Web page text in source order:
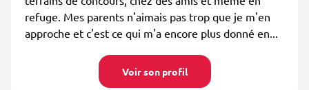
refuge. Mes parents n'aimais pas trop que je m'en
approche et c'est ce qui m'a encore plus donné en...
Voir son profil